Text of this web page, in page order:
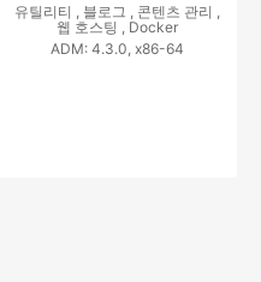
유틸리티 , 블로그 , 콘텐츠 관리 ,
웹 호스팅 , Docker
ADM: 4.3.0, x86-64